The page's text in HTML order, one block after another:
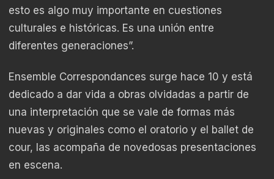
esto es algo muy importante en cuestiones
culturales e históricas. Es una unión entre
diferentes generaciones”.
Ensemble Correspondances surge hace 10 y está
dedicado a dar vida a obras olvidadas a partir de
una interpretación que se vale de formas más
nuevas y originales como el oratorio y el ballet de
cour, las acompaña de novedosas presentaciones
en escena.